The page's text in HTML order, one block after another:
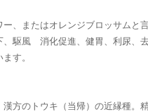
、またはオレンジブロッサム
駆風 消化促進、健胃、利尿、
す。
方のトウキ（当帰）の近縁種